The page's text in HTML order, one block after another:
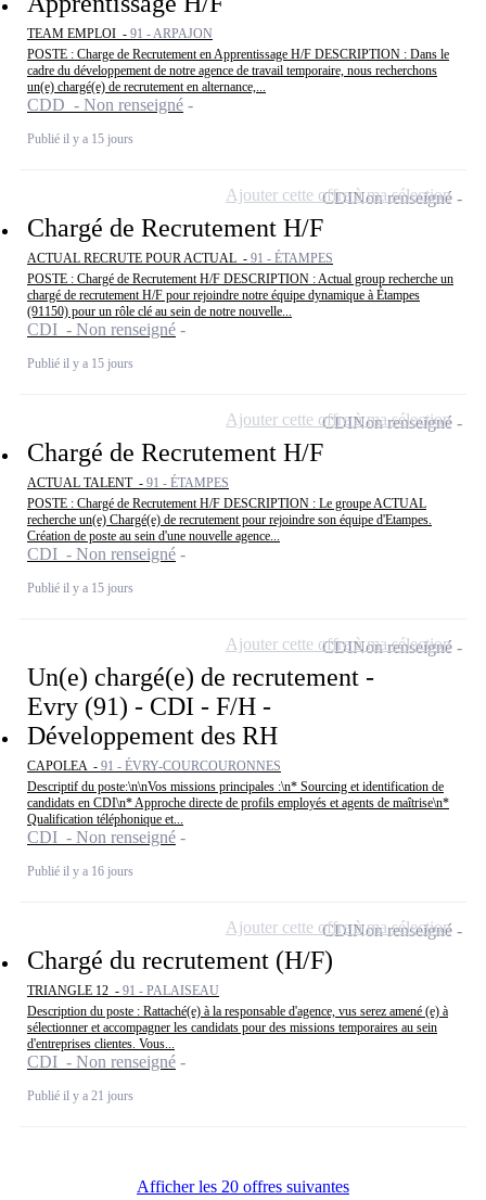
TEAM EMPLOI - 91 - ARPAJON
POSTE : Charge de Recrutement en Apprentissage H/F DESCRIPTION : Dans le
cadre du développement de notre agence de travail temporaire, nous recherchons
un(e) chargé(e) de recrutement en alternance,...
CDD - Non renseigné
Publié il y a 15 jours
Chargé de Recrutement H/F
ACTUAL RECRUTE POUR ACTUAL - 91 - ÉTAMPES
POSTE : Chargé de Recrutement H/F DESCRIPTION : Actual group recherche un
chargé de recrutement H/F pour rejoindre notre équipe dynamique à Étampes
(91150) pour un rôle clé au sein de notre nouvelle...
CDI - Non renseigné
Publié il y a 15 jours
CDINon renseigné
Ajouter cette offre à ma sélection
Chargé de Recrutement H/F
ACTUAL TALENT - 91 - ÉTAMPES
POSTE : Chargé de Recrutement H/F DESCRIPTION : Le groupe ACTUAL
recherche un(e) Chargé(e) de recrutement pour rejoindre son équipe d'Etampes.
Création de poste au sein d'une nouvelle agence...
CDI - Non renseigné
Publié il y a 15 jours
CDINon renseigné
Ajouter cette offre à ma sélection
Un(e) chargé(e) de recrutement -
Evry (91) - CDI - F/H -
Développement des RH
CAPOLEA - 91 - ÉVRY-COURCOURONNES
Descriptif du poste:\n\nVos missions principales :\n* Sourcing et identification de
candidats en CDI\n* Approche directe de profils employés et agents de maîtrise\n*
Qualification téléphonique et...
CDI - Non renseigné
Publié il y a 16 jours
CDINon renseigné
Ajouter cette offre à ma sélection
Chargé du recrutement (H/F)
TRIANGLE 12 - 91 - PALAISEAU
Description du poste : Rattaché(e) à la responsable d'agence, vus serez amené (e) à
sélectionner et accompagner les candidats pour des missions temporaires au sein
d'entreprises clientes. Vous...
CDI - Non renseigné
Publié il y a 21 jours
CDINon renseigné
Ajouter cette offre à ma sélection
Afficher les 20 offres suivantes